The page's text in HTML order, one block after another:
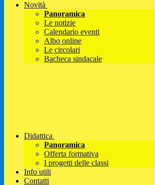
Novità
Panoramica
Le notizie
Calendario eventi
Albo online
Le circolari
Bacheca sindacale
Didattica
Panoramica
Offerta formativa
I progetti delle classi
Info utili
Contatti